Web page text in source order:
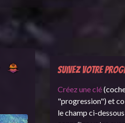
Suivez votre
Créez une clé
"progression") et
le champ ci-